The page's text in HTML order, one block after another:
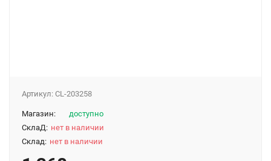
Артикул: CL-203258
Магазин:
доступно
СклаД: нет в наличии
Склад: нет в наличии